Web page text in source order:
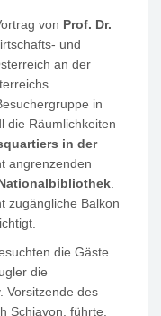
von Prof. Dr.
und
an der
in
die Räumlichkeiten
in der
angrenzenden
zugängliche Balkon
die Gäste
die
Vorsitzende des
Schiavon, führte.